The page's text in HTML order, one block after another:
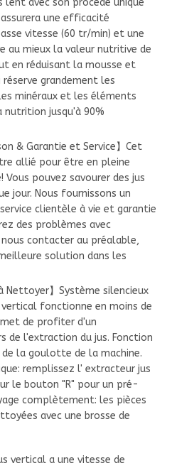
lent avec son procédé unique
une efficacité
vitesse (60 tr/min) et une
au mieux la valeur nutritive de
en réduisant la mousse et
grandement les
minéraux et les éléments
nutrition jusqu'à 90%
& Garantie et Service】Cet
allié pour être en pleine
pouvez savourer des jus
jour. Nous fournissons un
clientèle à vie et garantie
des problèmes avec
contacter au préalable,
solution dans les
à Nettoyer】Système silencieux
fonctionne en moins de
de profiter d'un
de l'extraction du jus. Fonction
de la goulotte de la machine.
remplissez l' extracteur jus
le bouton "R" pour un pré-
complètement: les pièces
avec une brosse de
vertical a une vitesse de